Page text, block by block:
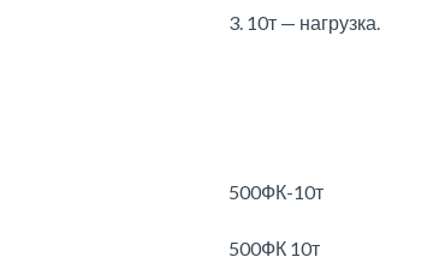
3. 10т — нагрузка.
500ФК-10т
500ФК 10т